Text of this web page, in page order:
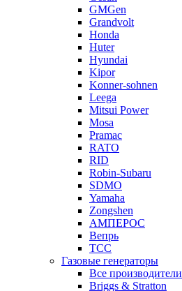
GMGen
Grandvolt
Honda
Huter
Hyundai
Kipor
Konner-sohnen
Leega
Mitsui Power
Mosa
Pramac
RATO
RID
Robin-Subaru
SDMO
Yamaha
Zongshen
АМПЕРОС
Вепрь
ТСС
Газовые генераторы
Все производители
Briggs & Stratton